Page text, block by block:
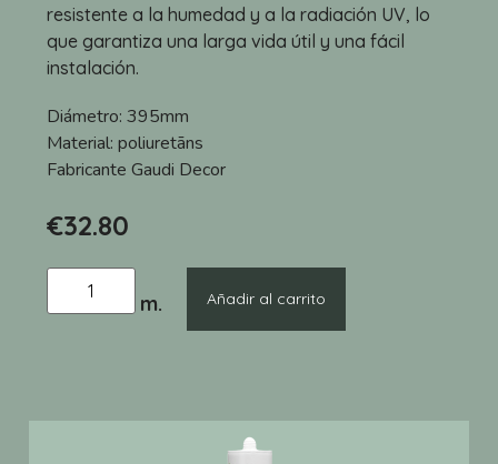
resistente a la humedad y a la radiación UV, lo
que garantiza una larga vida útil y una fácil
instalación.
Diámetro: 395mm
Material: poliuretāns
Fabricante Gaudi Decor
€32.80
Añadir al carrito